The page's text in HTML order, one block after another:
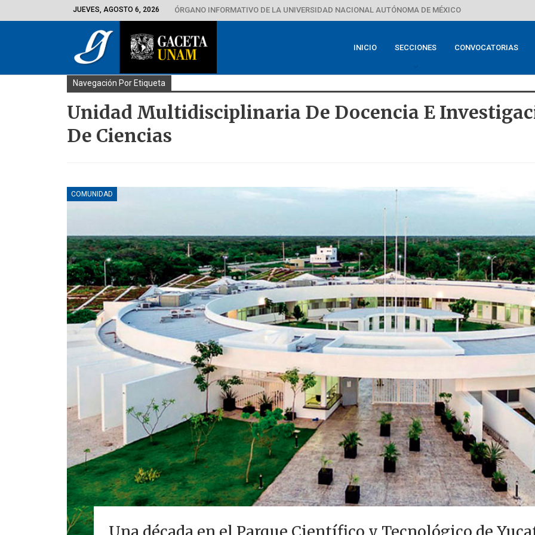
JUEVES, AGOSTO 6, 2026 ÓRGANO INFORMATIVO DE LA UNIVERSIDAD NACIONAL AUTÓNOMA DE MÉXICO
INICIO SECCIONES CONVOCATORIAS
Navegación Por Etiqueta
Unidad Multidisciplinaria De Docencia E
De Ciencias
COMUNIDAD
Una década en el Parque Científico y Tecnológico de